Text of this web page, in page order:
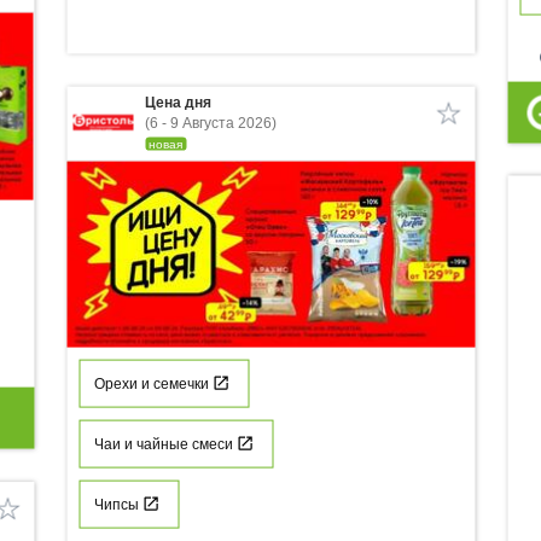
Цена дня
(6 - 9 Августа 2026)
новая
Орехи и семечки
Чаи и чайные смеси
Чипсы